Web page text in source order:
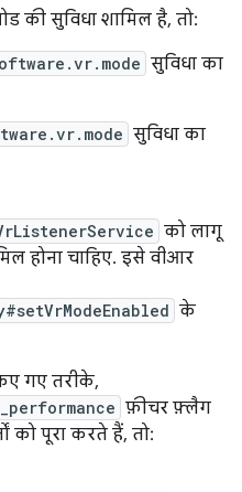
की सुविधा शामिल है, तो:
सुविधा का
सुविधा का
को लागू
होना चाहिए. इसे वीआर
के
गए तरीके,
फ़ीचर फ़्लैग
को पूरा करते हैं, तो: